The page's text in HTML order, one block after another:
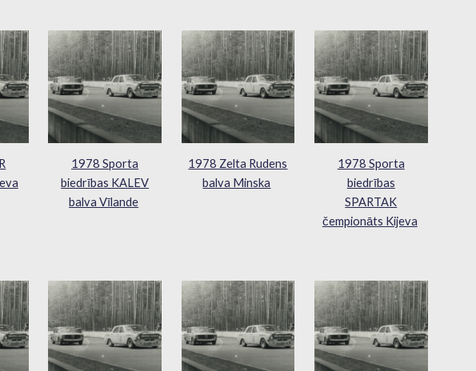
1978 Sporta
biedrības KALEV
balva Vīlande
1978 Zelta Rudens
balva Minska
1978 Sporta
biedrības
SPARTAK
čempionāts Kijeva